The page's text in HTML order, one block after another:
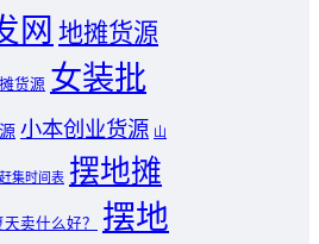
网 地摊货源
货源 女装批
小本创业货源 山
集时间表 摆地摊
卖什么好？
摆地